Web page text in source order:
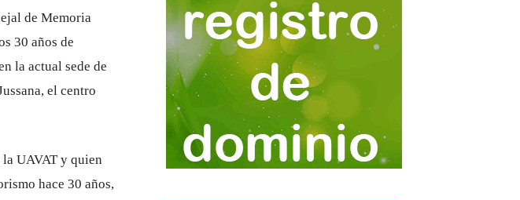
de Memoria
30 años de
la actual sede de
el centro
UAVAT y quien
hace 30 años,